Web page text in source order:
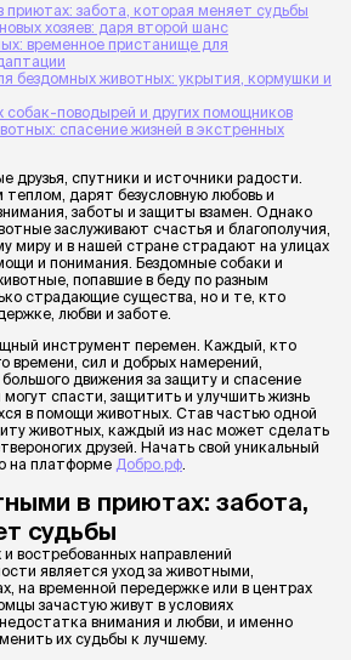
приютах: забота, которая меняет судьбы
хозяев: даря второй шанс
временное пристанище для
бездомных животных: укрытия, кормушки и
собак-поводырей и других помощников
спасение жизней в экстренных
спутники и источники радости.
дарят безусловную любовь и
заботы и защиты взамен. Однако
заслуживают счастья и благополучия,
миру и в нашей стране страдают на улицах
и понимания. Бездомные собаки и
попавшие в беду по разным
страдающие существа, но и те, кто
любви и заботе.
инструмент перемен. Каждый, кто
времени, сил и добрых намерений,
движения за защиту и спасение
спасти, защитить и улучшить жизнь
в помощи животных. Став частью одной
животных, каждый из нас может сделать
друзей. Начать свой уникальный
на платформе Добро.рф
в приютах: забота,
судьбы
востребованных направлений
является уход за животными,
на временной передержке или в центрах
зачастую живут в условиях
внимания и любви, и именно
их судьбы к лучшему.